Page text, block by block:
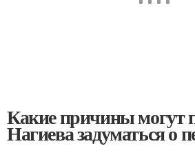
Какие причины могут
Нагиева задуматься о